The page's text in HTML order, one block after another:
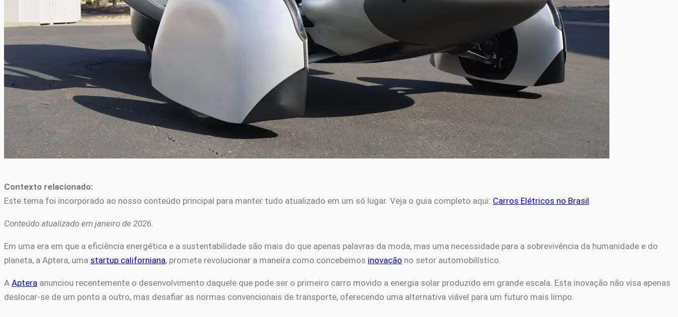
Contexto relacionado:
Este tema foi incorporado ao nosso conteúdo principal para manter tudo atualizado em um só lugar. Veja o guia completo aqui: Carros Elétricos no Brasil.
Conteúdo atualizado em janeiro de 2026.
Em uma era em que a eficiência energética e a sustentabilidade são mais do que apenas palavras da moda, mas uma necessidade para a sobrevivência da humanidade e do
planeta, a Aptera, uma startup californiana, promete revolucionar a maneira como concebemos inovação no setor automobilístico.
A Aptera anunciou recentemente o desenvolvimento daquele que pode ser o primeiro carro movido a energia solar produzido em grande escala. Esta inovação não visa apenas
deslocar-se de um ponto a outro, mas desafiar as normas convencionais de transporte, oferecendo uma alternativa viável para um futuro mais limpo.